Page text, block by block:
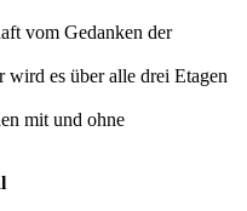
vom Gedanken der
wird es über alle drei Etagen
mit und ohne